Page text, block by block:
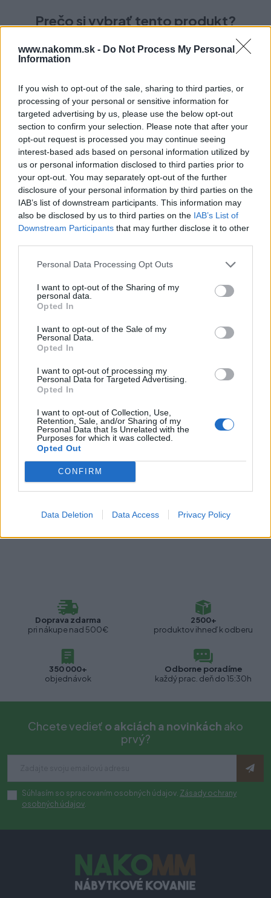
www.nakomm.sk - Do Not Process My Personal
Information
If you wish to opt-out of the sale, sharing to third parties, or
processing of your personal or sensitive information for
targeted advertising by us, please use the below opt-out
section to confirm your selection. Please note that after your
opt-out request is processed you may continue seeing
interest-based ads based on personal information utilized by
us or personal information disclosed to third parties prior to
your opt-out. You may separately opt-out of the further
disclosure of your personal information by third parties on the
IAB’s list of downstream participants. This information may
also be disclosed by us to third parties on the IAB’s List of
Downstream Participants that may further disclose it to other
Personal Data Processing Opt Outs
I want to opt-out of the Sharing of my
personal data.
Opted In
I want to opt-out of the Sale of my
Personal Data.
Opted In
I want to opt-out of processing my
Personal Data for Targeted Advertising.
Opted In
I want to opt-out of Collection, Use,
Retention, Sale, and/or Sharing of my
Personal Data that Is Unrelated with the
Purposes for which it was collected.
Opted Out
CONFIRM
Data Deletion Data Access Privacy Policy
Prečo si vybrať tento produkt?
Montážna podložka 173L6100
Systém montážnych podložiek: CLIP
Zvýšenie: 0 mm
Materiál horného dielu: Oceľ
Povrch: poniklovaný
Upevnenie: na naskrutkovanie pre skrutky
do drevotrieskovej dosky
Vzdialenosť od prednej hrany korpusu po prvú
upevňovaciu polohu: 37 mm
Montážne podložky – výškové nastavenie: s pozdĺžnym
otvorom
Parametre
9009494423402
BL-173L6100
Kategórie: Nábytkové závesy a podložky
Hmotnosť: 17.693 g
Farba:
Typ závesov: Podložky a kliny
Recenzie produktu
Pre tento produkt neboli pridané žiadne recenzie.
Doprava zdarma
pri nákupe nad 500€
2500+
produktov ihneď k odberu
350 000+
objednávok
Odborne poradíme
každý prac. deň do 15:30h
Chcete vedieť o akciách a novinkách ako
prvý?
Súhlasím so spracovaním osobných údajov. Zásady ochrany
osobných údajov